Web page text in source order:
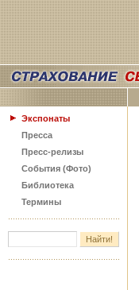
Экспонаты
Пресса
Пресс-релизы
События (Фото)
Библиотека
Термины